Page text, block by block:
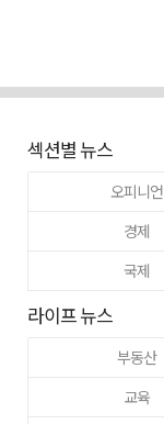
섹션별 뉴스
오피니언
경제
국제
라이프 뉴스
부동산
교육